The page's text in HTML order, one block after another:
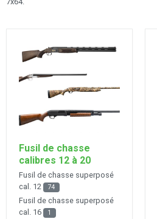
Fusil de chasse
calibres 12 à 20
Fusil de chasse superposé
cal. 12
74
Fusil de chasse superposé
cal. 16
1